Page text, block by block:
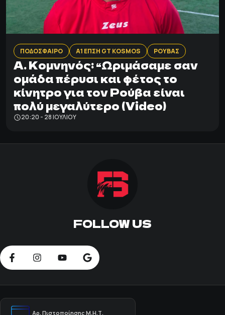
ΠΟΔΟΣΦΑΙΡΟ Α1 ΕΠΣΗ GT KOSMOS ΡΟΥΒΑΣ
A. Kομνηνός: “Ωριμάσαμε σαν
ομάδα πέρυσι και φέτος το
κίνητρο για τον Ρούβα είναι
πολύ μεγαλύτερο (Video)
20:20 - 28 ΙΟΥΛΊΟΥ
FOLLOW US
Αρ. Πιστοποίησης Μ.Η.Τ.